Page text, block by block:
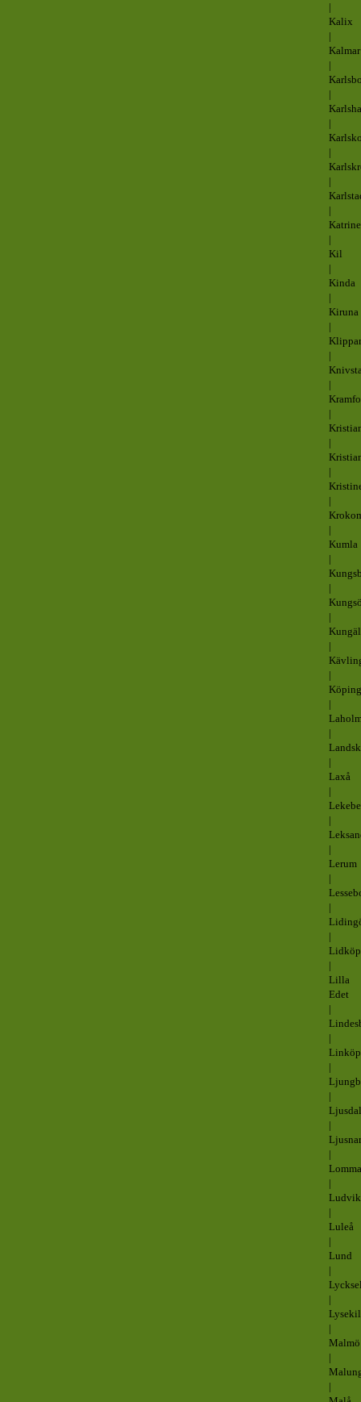
|
Kalix
|
Kalmar
|
|
|
|
|
|
|
Kil
|
Kinda
|
Kiruna
|
|
|
|
|
|
|
|
Kumla
|
|
|
|
|
Köping
|
|
|
Laxå
|
|
|
Lerum
|
|
|
|
Lilla
Edet
|
|
|
|
Ljusdal
|
|
Lomma
|
|
Luleå
|
Lund
|
|
Lysekil
|
Malmö
|
|